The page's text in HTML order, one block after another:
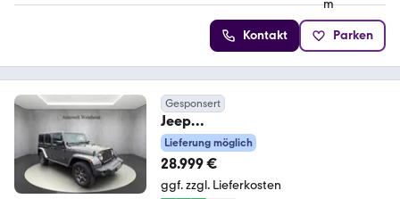
Kontakt Parken
Gesponsert
Jeep
WRANGLER°3.6°V6°UNLIMITED°G
OLDEN-EAGLE°AHK°LED°
Lieferung möglich
28.999 €
ggf. zzgl. Lieferkosten